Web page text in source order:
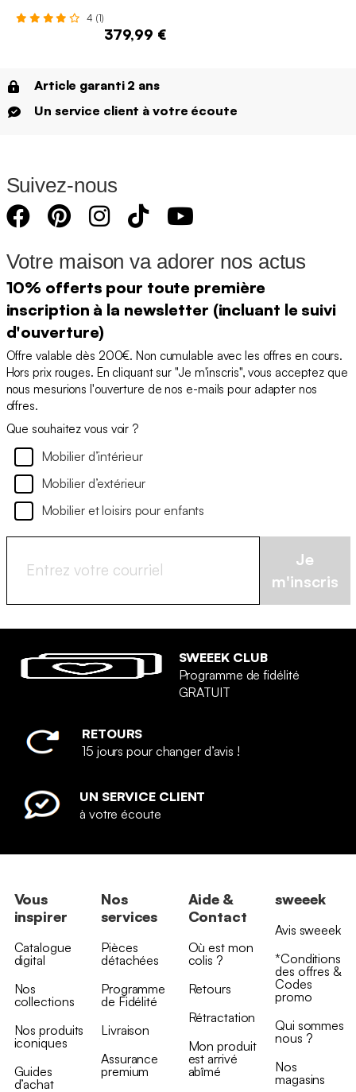
4 (1)
379,99 €
Article garanti 2 ans
Un service client à votre écoute
Suivez-nous
Votre maison va adorer nos actus
10% offerts pour toute première
inscription à la newsletter (incluant le suivi
d'ouverture)
Offre valable dès 200€. Non cumulable avec les offres en cours.
Hors prix rouges. En cliquant sur "Je m'inscris", vous acceptez que
nous mesurions l'ouverture de nos e-mails pour adapter nos
offres.
Que souhaitez vous voir ?
Mobilier d’intérieur
Mobilier d’extérieur
Mobilier et loisirs pour enfants
Je
m'inscris
SWEEEK CLUB
Programme de fidélité
GRATUIT
RETOURS
15 jours pour changer d’avis !
UN SERVICE CLIENT
à votre écoute
Vous
inspirer
Catalogue
digital
Nos
collections
Nos produits
iconiques
Guides
d’achat
Nos
services
Pièces
détachées
Programme
de Fidélité
Livraison
Assurance
premium
Aide &
Contact
Où est mon
colis ?
Retours
Rétractation
Mon produit
est arrivé
abîmé
sweeek
Avis sweeek
*Conditions
des offres &
Codes
promo
Qui sommes
nous ?
Nos
magasins